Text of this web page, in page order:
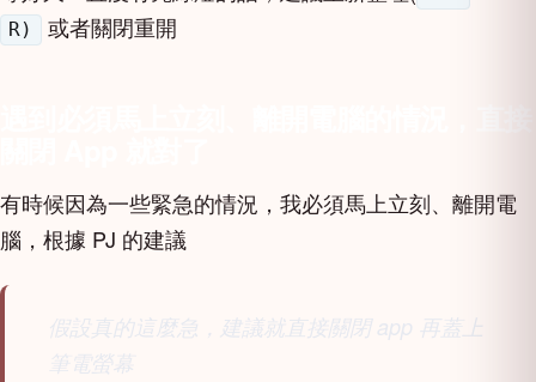
R) 或者關閉重開
有時候因為一些緊急的情況，我必須馬上立刻、離開電
腦，根據 PJ 的建議
假設真的這麼急，建議就直接關閉 app 再蓋上
筆電螢幕